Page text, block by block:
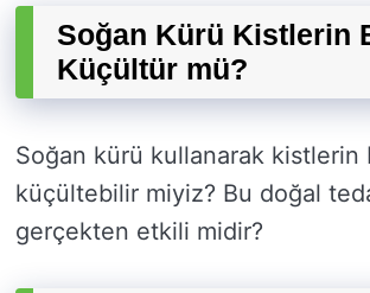
Soğan Kürü Kistlerin
Küçültür mü?
Soğan kürü kullanarak kistlerin
küçültebilir miyiz? Bu doğal
gerçekten etkili midir?